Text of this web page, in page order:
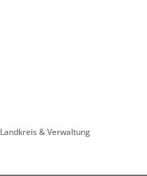
Landkreis & Verwaltung